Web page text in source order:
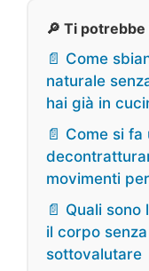
🔎 Ti
📄 Come
naturale
hai già in
📄 Come si
movimenti
📄 Quali
il corpo
sottovalutare